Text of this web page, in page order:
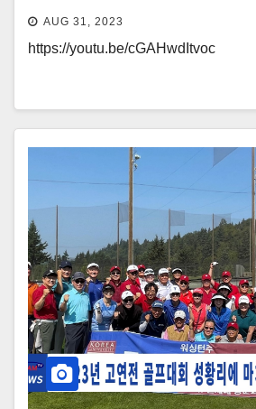
AUG 31, 2023
https://youtu.be/cGAHwdItvoc